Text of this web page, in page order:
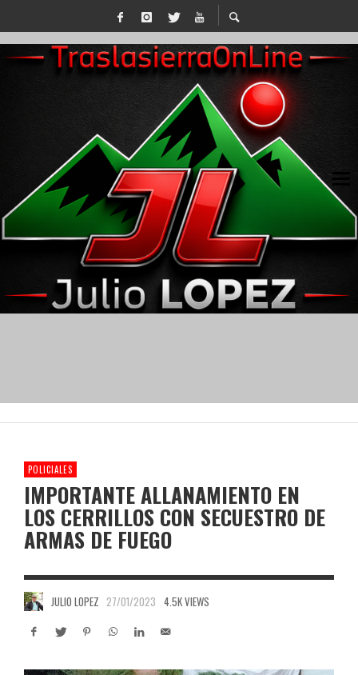
POLICIALES
IMPORTANTE ALLANAMIENTO EN
LOS CERRILLOS CON SECUESTRO DE
ARMAS DE FUEGO
JULIO LOPEZ 27/01/2023 4.5K VIEWS